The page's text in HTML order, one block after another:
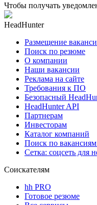
Чтобы получать
HeadHunter
Размещение
Поиск по резюме
О компании
Наши вакансии
Реклама на сайте
Требования к ПО
Безопасный
HeadHunter API
Партнерам
Инвесторам
Каталог компаний
Поиск по
Сетка: соцсеть для
Соискателям
hh PRO
Готовое резюме